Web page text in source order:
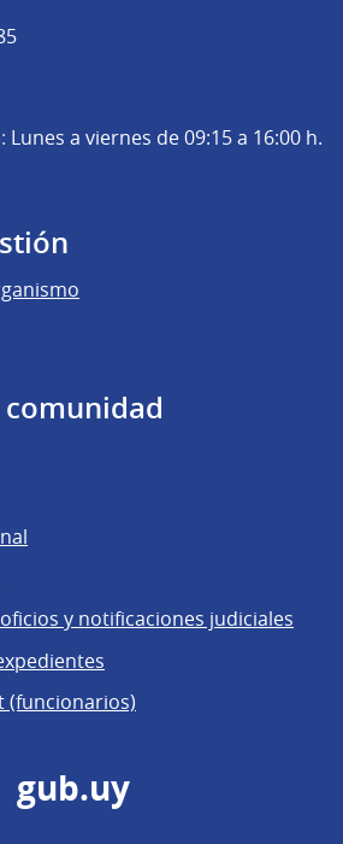
Lunes a viernes de 09:15 a 16:00 h.
comunidad
y notificaciones judiciales
(funcionarios)
gub.uy